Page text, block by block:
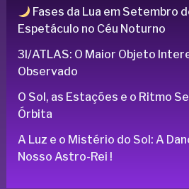
Fases da Lua em Setembro
Espetáculo no Céu Noturno
3I/ATLAS: O Maior Objeto
Observado
O Sol, as Estações e o Ritmo
Órbita
A Luz e o Mistério do Sol: A
Nosso Astro-Rei !